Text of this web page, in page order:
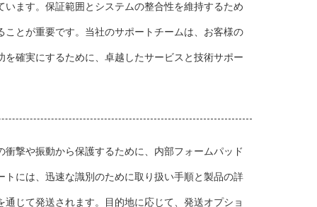
ます。保証範囲とシステムの整合性を維持するため
とが重要です。当社のサポートチームは、お客様の
確実にするために、卓越したサービスと技術サポー
撃や振動から保護するために、内部フォームパッド
には、迅速な識別のために取り扱い手順と製品の詳
じて発送されます。目的地に応じて、発送オプショ